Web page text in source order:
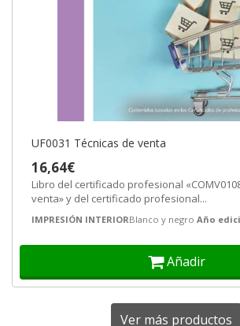
UF0031 Técnicas de venta
16,64€
Libro del certificado profesional
venta» y del certificado profesional...
IMPRESIÓN INTERIORBlanco y negro Año
Añadir
Ver más productos